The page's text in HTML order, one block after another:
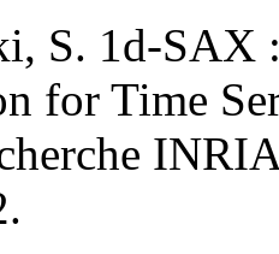
S. 1d-SAX
for Time